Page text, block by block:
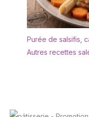
Purée de salsifis,
Autres recettes